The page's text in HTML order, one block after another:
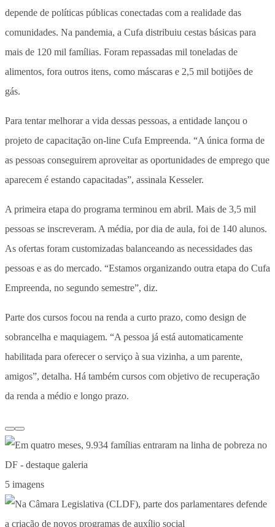
depende de políticas públicas conectadas com a realidade das
comunidades. Na pandemia, a Cufa distribuiu cestas básicas para
mais de 120 mil famílias. Foram repassadas mil toneladas de
alimentos, fora outros itens, como máscaras e 2,5 mil botijões de
gás.
Para tentar melhorar a vida dessas pessoas, a entidade lançou o
projeto de capacitação on-line Cufa Empreenda. “A única forma de
as pessoas conseguirem aproveitar as oportunidades de emprego que
aparecem é estando capacitadas”, assinala Kesseler.
A primeira etapa do programa terminou em abril. Mais de 3,5 mil
pessoas se inscreveram. A média, por dia de aula, foi de 140 alunos.
As ofertas foram customizadas balanceando as necessidades das
pessoas e as do mercado. “Estamos organizando outra etapa do Cufa
Empreenda, no segundo semestre”, diz.
Parte dos cursos focou na renda a curto prazo, como design de
sobrancelha e maquiagem. “A pessoa já está automaticamente
habilitada para oferecer o serviço à sua vizinha, a um parente,
amigos”, detalha. Há também cursos com objetivo de recuperação
da renda a médio e longo prazo.
5 imagens